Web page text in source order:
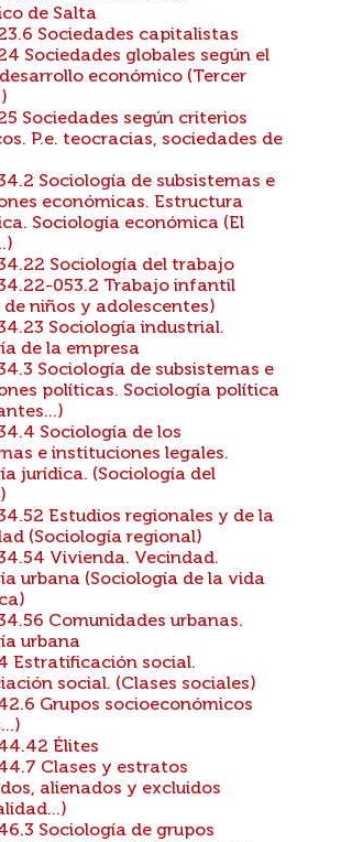
de Salta
Sociedades capitalistas
Sociedades globales según el
económico (Tercer
Sociedades según criterios
P.e. teocracias, sociedades de
Sociología de subsistemas e
económicas. Estructura
Sociología económica (El
Sociología del trabajo
053.2 Trabajo infantil
de niños y adolescentes)
Sociología industrial.
de la empresa
Sociología de subsistemas e
políticas. Sociología política
Sociología de los
e instituciones legales.
jurídica. (Sociología del
Estudios regionales y de la
(Sociología regional)
Vivienda. Vecindad.
urbana (Sociología de la vida
Comunidades urbanas.
urbana
Estratificación social.
social. (Clases sociales)
Grupos socioeconómicos
Élites
Clases y estratos
alienados y excluidos
Sociología de grupos